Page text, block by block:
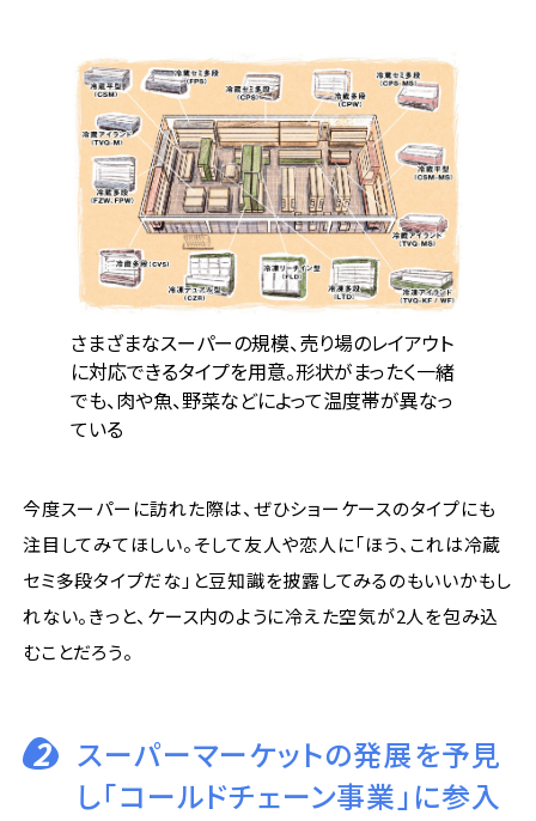
さまざまなスーパーの規模、売り場のレイアウト
に対応できるタイプを用意。形状がまったく一緒
でも、肉や魚、野菜などによって温度帯が異なっ
ている
今度スーパーに訪れた際は、ぜひショーケースのタイプにも
注目してみてほしい。そして友人や恋人に「ほう、これは冷蔵
セミ多段タイプだな」と豆知識を披露してみるのもいいかもし
れない。きっと、ケース内のように冷えた空気が2人を包み込
むことだろう。
2
スーパーマーケットの発展を予見
し「コールドチェーン事業」に参入